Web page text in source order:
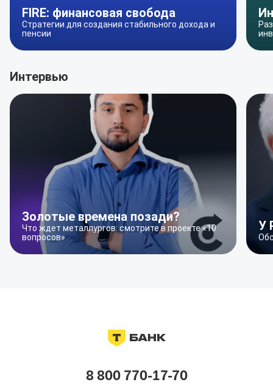
FIRE: финансовая свобода
Стратегии для создания стабильного дохода и
пенсии
Интервью
Золотые времена позади?
Что ждет металлургов: смотрите в проекте «10
вопросов»
У
8 800 770-17-70